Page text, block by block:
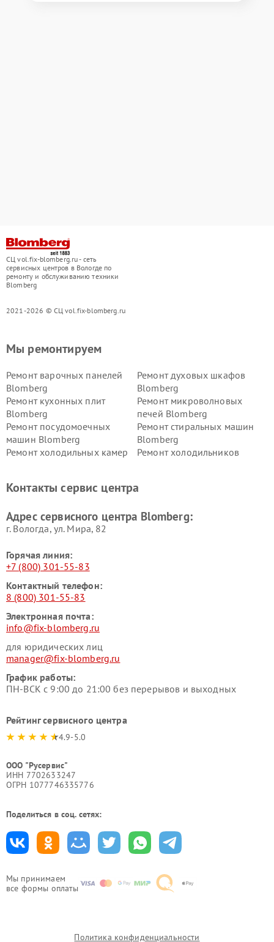
СЦ vol.fix-blomberg.ru - сеть
сервисных центров в Вологде по
ремонту и обслуживанию техники
Blomberg
2021-2026 © СЦ vol.fix-blomberg.ru
Мы принимаем
все формы оплаты
Мы ремонтируем
Ремонт варочных панелей
Blomberg
Ремонт духовых шкафов
Blomberg
Ремонт кухонных плит
Blomberg
Ремонт микроволновых
печей Blomberg
Ремонт посудомоечных
машин Blomberg
Ремонт стиральных машин
Blomberg
Ремонт холодильных камер
Ремонт холодильников
Контакты сервис центра
Адрес сервисного центра Blomberg:
г. Вологда, ул. Мира, 82
Горячая линия:
+7 (800) 301-55-83
Контактный телефон:
8 (800) 301-55-83
Электронная почта:
info@fix-blomberg.ru
для юридических лиц
manager@fix-blomberg.ru
График работы:
ПН-ВСК с 9:00 до 21:00 без перерывов и выходных
Рейтинг сервисного центра
4.9-5.0
ООО "Русервис"
ИНН 7702633247
ОГРН 1077746335776
Поделиться в соц. сетях:
Политика конфиденциальности